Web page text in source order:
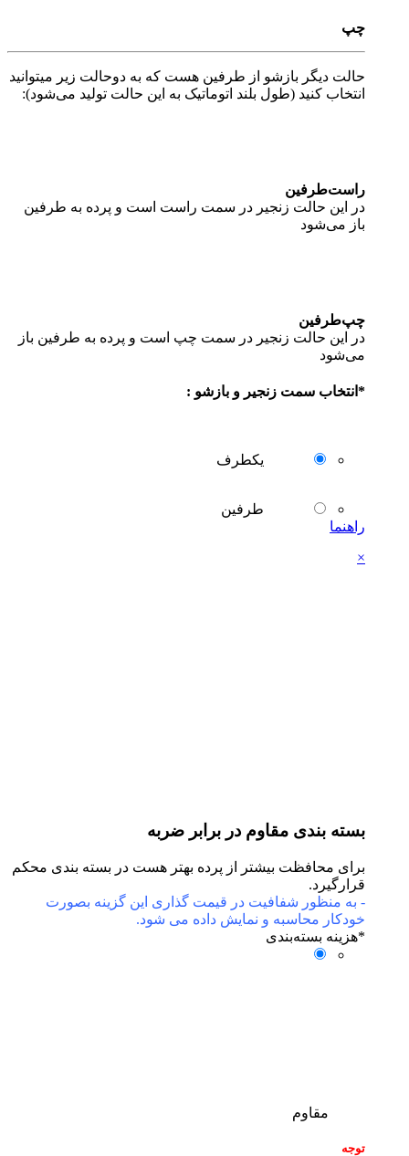
چپ
حالت دیگر بازشو از طرفین هست که به دوحالت زیر میتوانید
انتخاب کنید (طول بلند اتوماتیک به این حالت تولید می‌شود):
راست‌طرفین
در این حالت زنجیر در سمت راست است و پرده به طرفین
باز می‌شود
چپ‌طرفین
در این حالت زنجیر در سمت چپ است و پرده به طرفین باز
می‌شود
* انتخاب سمت زنجیر و بازشو :
یکطرف
طرفین
راهنما
×
بسته بندی مقاوم در برابر ضربه
برای محافظت بیشتر از پرده بهتر هست در بسته بندی محکم
قرارگیرد.
- به منظور شفافیت در قیمت گذاری این گزینه بصورت
خودکار محاسبه و نمایش داده می شود.
*هزینه بسته‌بندی
مقاوم
توجه